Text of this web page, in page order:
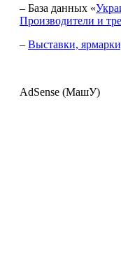
– База данных «
Производители и
– Выставки,
AdSense (МашУ)